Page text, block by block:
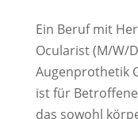
Ein Beruf mit
Ocularist (M/W/
Augenprothetik
ist für
das sowohl